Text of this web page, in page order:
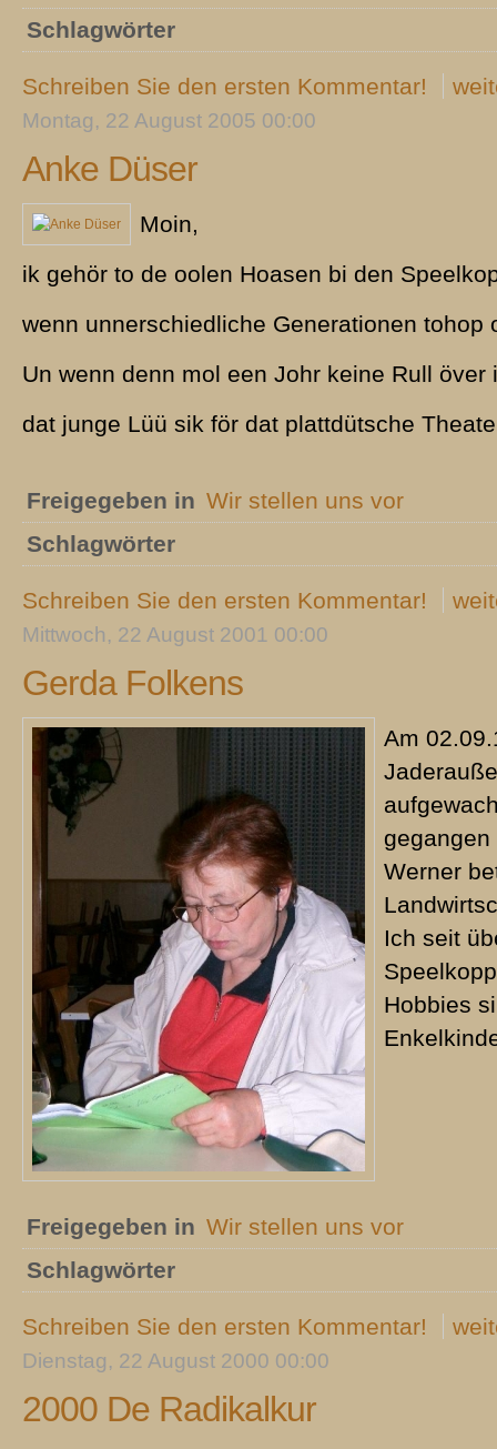
Schlagwörter
Schreiben Sie den ersten Kommentar!
Montag, 22 August 2005 00:00
Anke Düser
Moin,
ik gehör to de oolen Hoasen bi den
wenn unnerschiedliche Generationen tohop
Un wenn denn mol een Johr keine Rull
dat junge Lüü sik för dat plattdütsche
Freigegeben in Wir stellen uns vor
Schlagwörter
Schreiben Sie den ersten Kommentar!
Mittwoch, 22 August 2001 00:00
Gerda Folkens
Am
Werner
Ich seit
Hobbies
Freigegeben in Wir stellen uns vor
Schlagwörter
Schreiben Sie den ersten Kommentar!
Dienstag, 22 August 2000 00:00
2000 De Radikalkur